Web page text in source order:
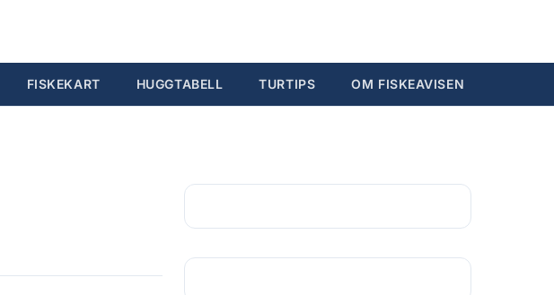
FISKEKART HUGGTABELL TURTIPS OM FISKEAVISEN